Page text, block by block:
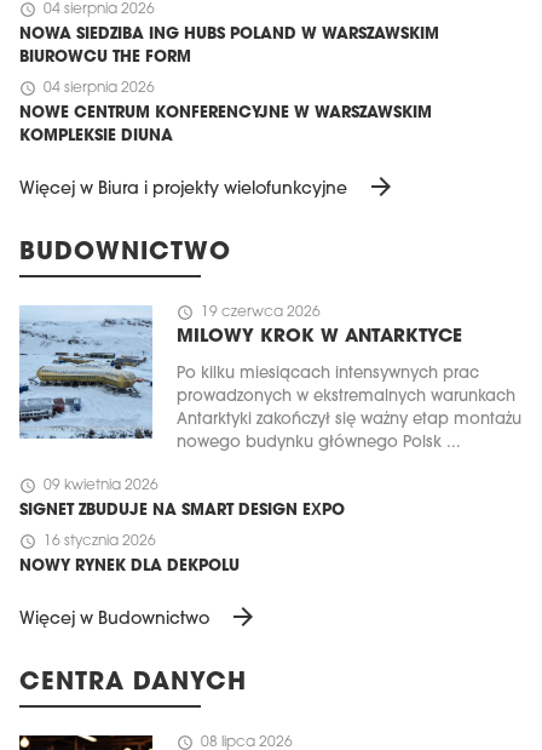
schedule 04 sierpnia 2026
NOWA SIEDZIBA ING HUBS POLAND W WARSZAWSKIM
BIUROWCU THE FORM
schedule 04 sierpnia 2026
NOWE CENTRUM KONFERENCYJNE W WARSZAWSKIM
KOMPLEKSIE DIUNA
Więcej w Biura i projekty wielofunkcyjne arrow_forward
BUDOWNICTWO
schedule 19 czerwca 2026
MILOWY KROK W ANTARKTYCE
Po kilku miesiącach intensywnych prac
prowadzonych w ekstremalnych warunkach
Antarktyki zakończył się ważny etap montażu
nowego budynku głównego Polsk ...
schedule 09 kwietnia 2026
SIGNET ZBUDUJE NA SMART DESIGN EXPO
schedule 16 stycznia 2026
NOWY RYNEK DLA DEKPOLU
Więcej w Budownictwo arrow_forward
CENTRA DANYCH
schedule 08 lipca 2026